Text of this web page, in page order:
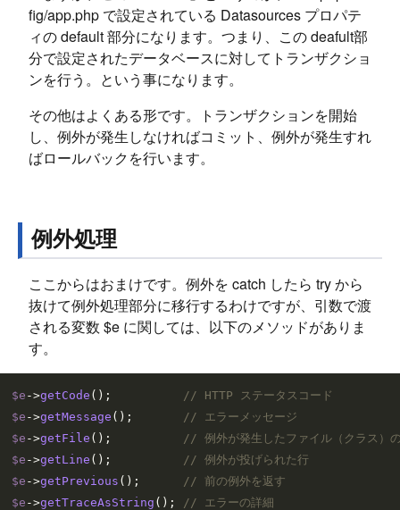
fig/app.php で設定されている Datasources プロパテ
ィの default 部分になります。つまり、この deafult部
分で設定されたデータベースに対してトランザクショ
ンを行う。という事になります。
その他はよくある形です。トランザクションを開始
し、例外が発生しなければコミット、例外が発生すれ
ばロールバックを行います。
例外処理
ここからはおまけです。例外を catch したら try から
抜けて例外処理部分に移行するわけですが、引数で渡
される変数 $e に関しては、以下のメソッドがありま
す。
$e ->getCode ();
// HTTP ステータスコード
$e ->getMessage ();
// エラーメッセージ
$e ->getFile ();
// 例外が発生したファイル（クラス）
$e ->getLine ();
// 例外が投げられた行
$e ->getPrevious ();
// 前の例外を返す
$e ->getTraceAsString ();
// エラーの詳細